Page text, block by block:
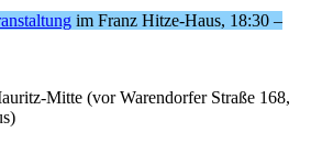
im Franz Hitze-Haus, 18:30 –
Mitte (vor Warendorfer Straße 168,